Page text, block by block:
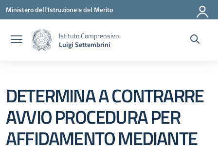
Vai ai contenuti
Vai al menu di navigazione
Vai al footer
Ministero dell'Istruzione e del Merito
Istituto Comprensivo
Luigi Settembrini
DETERMINA A CONTRARRE
AVVIO PROCEDURA PER
AFFIDAMENTO MEDIANTE